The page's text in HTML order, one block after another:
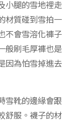
小腿的雪地裡走
材質碰到雪拍一
不會雪溶化褲子
般刷毛厚褲也是
因為怕雪掉進去
雪靴的邊緣會跟
舒服。襪子的材